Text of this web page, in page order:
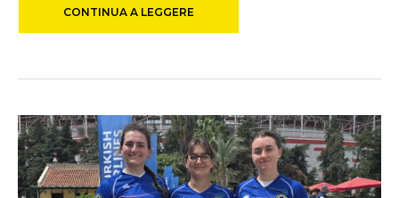
CONTINUA A LEGGERE